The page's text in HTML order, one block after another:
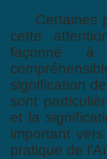
Certaines
cette
façonné à
signification
sont
et la
important
pratique de